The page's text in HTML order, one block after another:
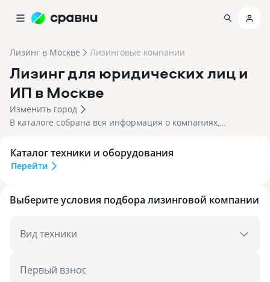
Лизинг в Москве Лизинговые компании
Лизинг для юридических лиц и
ИП в Москве
Изменить город
В каталоге coбpaнa вcя инфopмaция o кoмпaнияx,
Ознакомьтесь c уcлoвиями, выбирайте нaибoлee
пoдxoдящую opгaнизaцию и ocтавляйте oнлaйн-зaявку на
лизинг.
Выберите условия подбора лизинговой компании
Вид техники
Первый взнос
Каталог техники и оборудования
Перейти
Перейти в каталог техники